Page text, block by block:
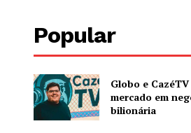
Popular
Globo e
mercado em
bilionária